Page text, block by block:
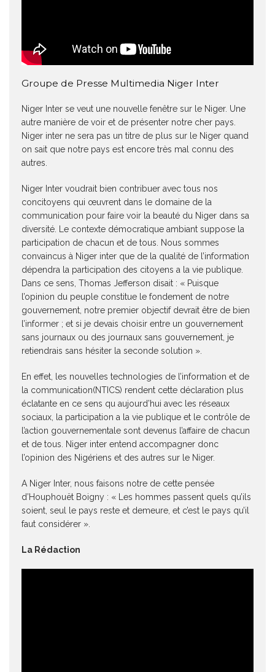
Groupe de Presse Multimedia Niger Inter
Niger Inter se veut une nouvelle fenêtre sur le Niger. Une
autre manière de voir et de présenter notre cher pays.
Niger inter ne sera pas un titre de plus sur le Niger quand
on sait que notre pays est encore très mal connu des
autres.
Niger Inter voudrait bien contribuer avec tous nos
concitoyens qui œuvrent dans le domaine de la
communication pour faire voir la beauté du Niger dans sa
diversité. Le contexte démocratique ambiant suppose la
participation de chacun et de tous. Nous sommes
convaincus à Niger inter que de la qualité de l’information
dépendra la participation des citoyens a la vie publique.
Dans ce sens, Thomas Jefferson disait : « Puisque
l’opinion du peuple constitue le fondement de notre
gouvernement, notre premier objectif devrait être de bien
l’informer ; et si je devais choisir entre un gouvernement
sans journaux ou des journaux sans gouvernement, je
retiendrais sans hésiter la seconde solution ».
En effet, les nouvelles technologies de l’information et de
la communication(NTICS) rendent cette déclaration plus
éclatante en ce sens qu aujourd’hui avec les réseaux
sociaux, la participation a la vie publique et le contrôle de
l’action gouvernementale sont devenus l’affaire de chacun
et de tous. Niger inter entend accompagner donc
l’opinion des Nigériens et des autres sur le Niger.
A Niger Inter, nous faisons notre de cette pensée
d’Houphouët Boigny : « Les hommes passent quels qu’ils
soient, seul le pays reste et demeure, et c’est le pays qu’il
faut considérer ».
La Rédaction